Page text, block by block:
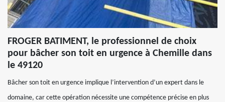
FROGER BATIMENT, le professionnel de choix
pour bâcher son toit en urgence à Chemille dans
le 49120
Bâcher son toit en urgence implique l’intervention d’un expert dans le
domaine, car cette opération nécessite une compétence précise en plus